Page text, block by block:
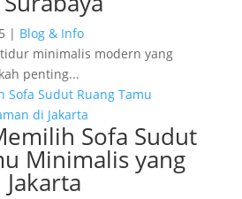
| Blog & Info
minimalis modern yang
penting...
Sofa Sudut
Minimalis yang